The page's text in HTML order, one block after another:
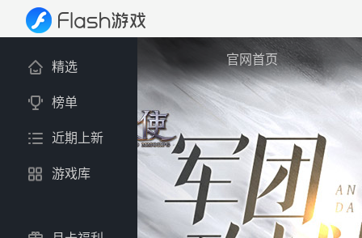
官网首页
精选
榜单
近期上新
游戏库